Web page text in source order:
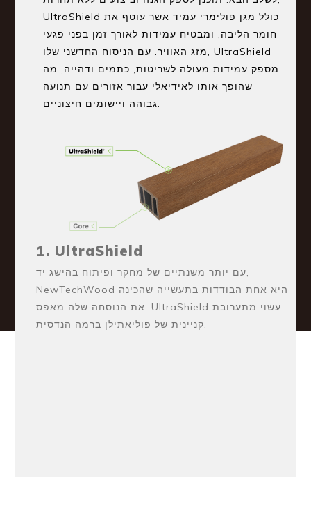
UltraShield כולל מגן פולימרי עמיד אשר עוטף את
חומר הליבה, ומבטיח עמידות לאורך זמן בפני פגעי
מזג האוויר. עם הניסוח החדשני שלו, UltraShield
מספק עמידות מעולה לשריטות, כתמים ודהייה, מה
שהופך אותו לאידיאלי עבור אזורים עם תנועה
גבוהה ויישומים חיצוניים.
1. UltraShield
עם יותר משנתיים של מחקר ופיתוח בהישג יד,
NewTechWood היא אחת הבודדות בתעשייה שהכינה
את הנוסחה שלה מאפס. UltraShield עשוי מתערובת
קניינית של פוליאתילן ברמה הנדסית.